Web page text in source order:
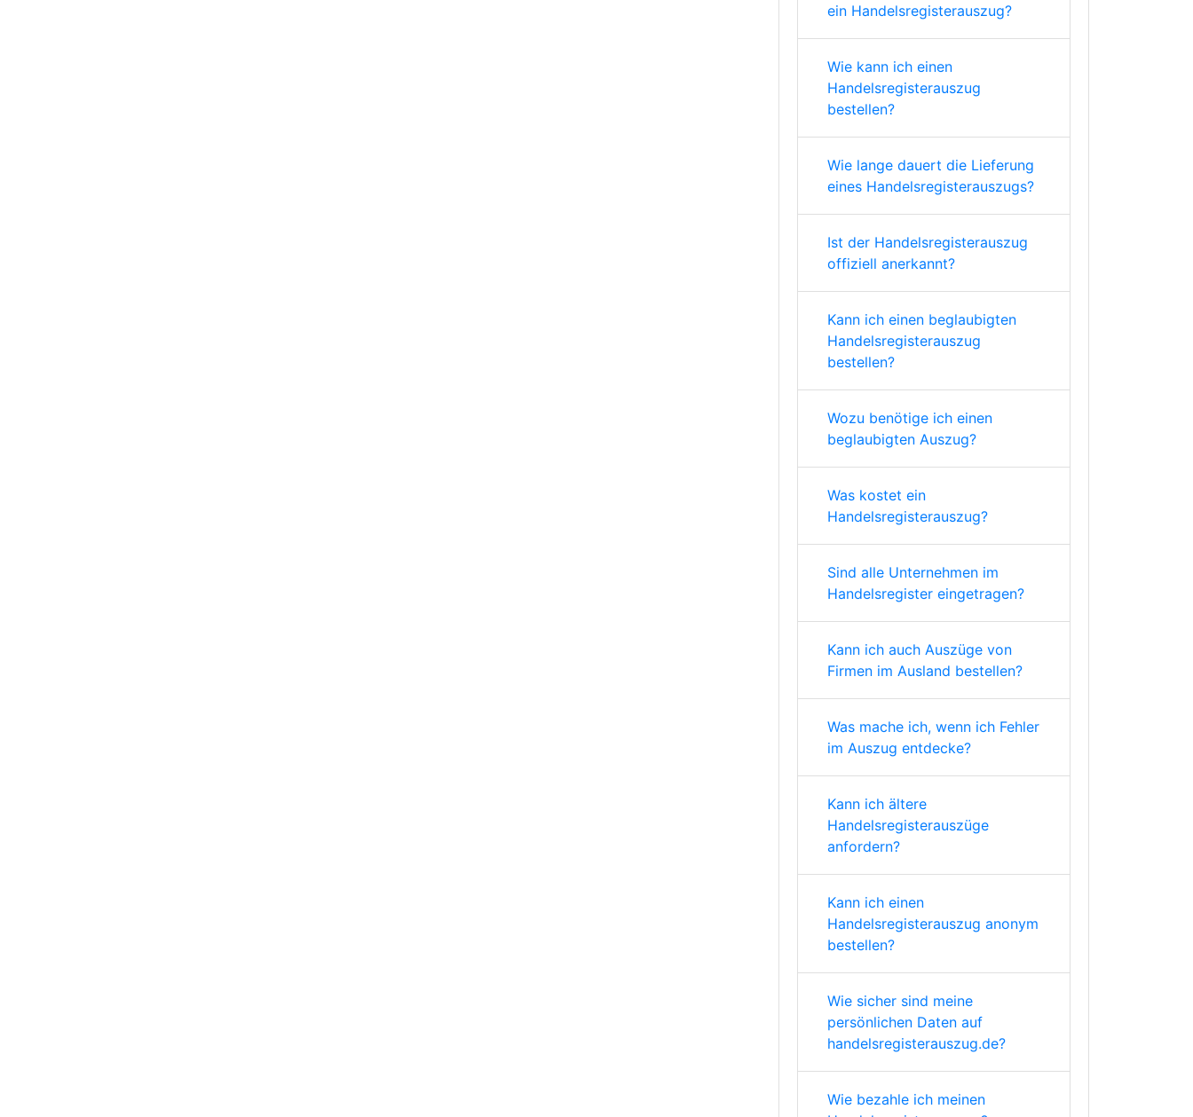
ein Handelsregisterauszug?
Wie kann ich einen
Handelsregisterauszug
bestellen?
Wie lange dauert die Lieferung
eines Handelsregisterauszugs?
Ist der Handelsregisterauszug
offiziell anerkannt?
Kann ich einen beglaubigten
Handelsregisterauszug
bestellen?
Wozu benötige ich einen
beglaubigten Auszug?
Was kostet ein
Handelsregisterauszug?
Sind alle Unternehmen im
Handelsregister eingetragen?
Kann ich auch Auszüge von
Firmen im Ausland bestellen?
Was mache ich, wenn ich Fehler
im Auszug entdecke?
Kann ich ältere
Handelsregisterauszüge
anfordern?
Kann ich einen
Handelsregisterauszug anonym
bestellen?
Wie sicher sind meine
persönlichen Daten auf
handelsregisterauszug.de?
Wie bezahle ich meinen